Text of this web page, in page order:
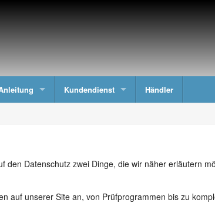
Kundendienst Händler
den Datenschutz zwei Dinge, die wir näher erläutern
auf unserer Site an, von Prüfprogrammen bis zu